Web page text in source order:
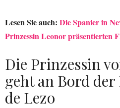
Lesen Sie auch: Die Spanier in
Prinzessin Leonor präsentierten
Die Prinzessin
geht an Bord
de Lezo